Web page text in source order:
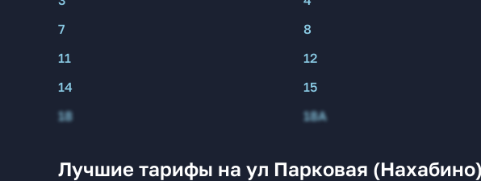
7
8
11
12
14
15
18
18А
Лучшие тарифы на ул Парковая (Нахабино)